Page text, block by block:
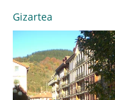
Gizartea